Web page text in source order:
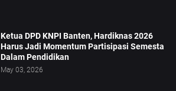
Ketua DPD KNPI Banten, Hardiknas 2026
Harus Jadi Momentum Partisipasi Semesta
Dalam Pendidikan
May 03, 2026